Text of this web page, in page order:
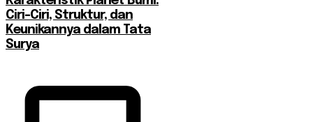
Ciri-Ciri, Struktur, dan
Keunikannya dalam Tata
Surya